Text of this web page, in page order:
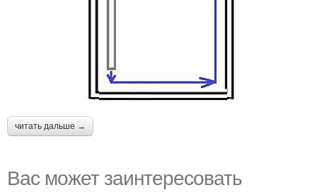
читать дальше →
Вас может заинтересовать